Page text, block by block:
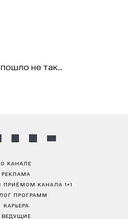
не так...
О КАНАЛЕ
РЕКЛАМА
КАНАЛА 1+1
ПРОГРАММ
КАРЬЕРА
ВЕДУЩИЕ